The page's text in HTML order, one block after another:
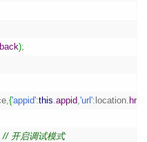
);
{'appid':this appid 'url':location. href
// 开启调试模式